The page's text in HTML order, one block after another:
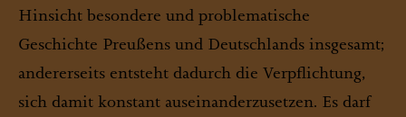
Hinsicht besondere und problematische
Geschichte Preußens und Deutschlands insgesamt;
andererseits entsteht dadurch die Verpflichtung,
sich damit konstant auseinanderzusetzen. Es darf